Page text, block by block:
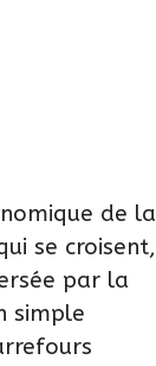
de la
se croisent,
par la
simple